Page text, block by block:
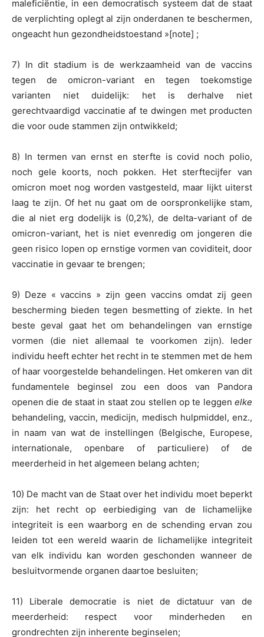
maleficiëntie, in een democratisch systeem dat de staat
de verplichting oplegt al zijn onderdanen te beschermen,
ongeacht hun gezondheidstoestand »[note] ;
7) In dit stadium is de werkzaamheid van de vaccins
tegen de omicron-variant en tegen toekomstige
varianten niet duidelijk: het is derhalve niet
gerechtvaardigd vaccinatie af te dwingen met producten
die voor oude stammen zijn ontwikkeld;
8) In termen van ernst en sterfte is covid noch polio,
noch gele koorts, noch pokken. Het sterftecijfer van
omicron moet nog worden vastgesteld, maar lijkt uiterst
laag te zijn. Of het nu gaat om de oorspronkelijke stam,
die al niet erg dodelijk is (0,2%), de delta-variant of de
omicron-variant, het is niet evenredig om jongeren die
geen risico lopen op ernstige vormen van coviditeit, door
vaccinatie in gevaar te brengen;
9) Deze « vaccins » zijn geen vaccins omdat zij geen
bescherming bieden tegen besmetting of ziekte. In het
beste geval gaat het om behandelingen van ernstige
vormen (die niet allemaal te voorkomen zijn). Ieder
individu heeft echter het recht in te stemmen met de hem
of haar voorgestelde behandelingen. Het omkeren van dit
fundamentele beginsel zou een doos van Pandora
openen die de staat in staat zou stellen op te leggen elke
behandeling, vaccin, medicijn, medisch hulpmiddel, enz.,
in naam van wat de instellingen (Belgische, Europese,
internationale, openbare of particuliere) of de
meerderheid in het algemeen belang achten;
10) De macht van de Staat over het individu moet beperkt
zijn: het recht op eerbiediging van de lichamelijke
integriteit is een waarborg en de schending ervan zou
leiden tot een wereld waarin de lichamelijke integriteit
van elk individu kan worden geschonden wanneer de
besluitvormende organen daartoe besluiten;
11) Liberale democratie is niet de dictatuur van de
meerderheid: respect voor minderheden en
grondrechten zijn inherente beginselen;